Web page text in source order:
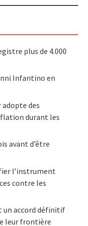
plus de 4.000
Infantino en
adopte des
durant les
avant d’être
l’instrument
contre les
un accord définitif
leur frontière